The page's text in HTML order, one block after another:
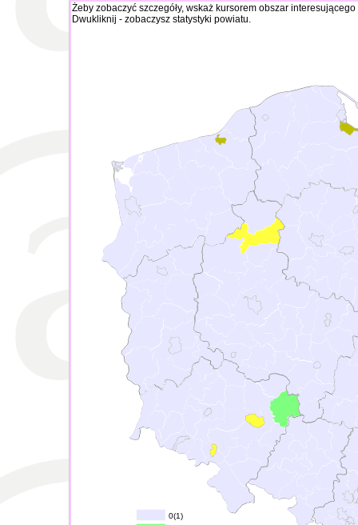
Żeby zobaczyć szczegóły, wskaż kursorem obszar
Dwukliknij - zobaczysz statystyki powiatu.
0(1)